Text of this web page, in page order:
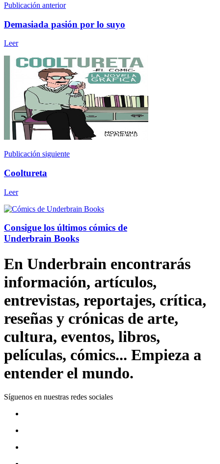
Publicación anterior
Demasiada pasión por lo suyo
Leer
Publicación siguiente
Cooltureta
Leer
Consigue los últimos cómics de
Underbrain Books
En Underbrain encontrarás
información, artículos,
entrevistas, reportajes, crítica,
reseñas y crónicas de arte,
cultura, eventos, libros,
películas, cómics... Empieza a
entender el mundo.
Síguenos en nuestras redes sociales